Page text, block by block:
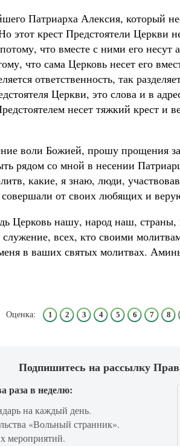
Патриарха Алексия, который
этот крест Предстоятели Церкви
что вместе с ними его
что сама Церковь несет его
ответственность, так
Церкви, это слова и в
несет тяжкий крест и
воли Божией, прошу прощения
рядом со мной в несении
какие, я знаю, люди,
от своих любящих и
Церковь нашу, народ наш,
всех, кто своими
в ваших святых молитвах.
Оценка: 1 2 3 4 5 6 7 8
Подпишитесь на рассылку
раза в неделю:
на каждый день.
«Вольный странник».
мероприятий.